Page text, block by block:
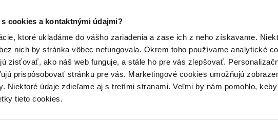
cookies a kontaktnými údajmi?
ktoré ukladáme do vášho zariadenia a zase ich z neho získavame.
nich by stránka vôbec nefungovala. Okrem toho používame analytické
zisťovať, ako náš web funguje, a stále ho pre vás zlepšovať.
prispôsobovať stránku pre vás. Marketingové cookies umožňujú
Niektoré údaje zdieľame aj s tretími stranami. Veľmi by nám pomohlo,
tieto cookies.
Doplnky
hry pre deti Vzdelávacie hry pre deti
Kvído - Hra na dobrú noc
Albi (2022) • Séria